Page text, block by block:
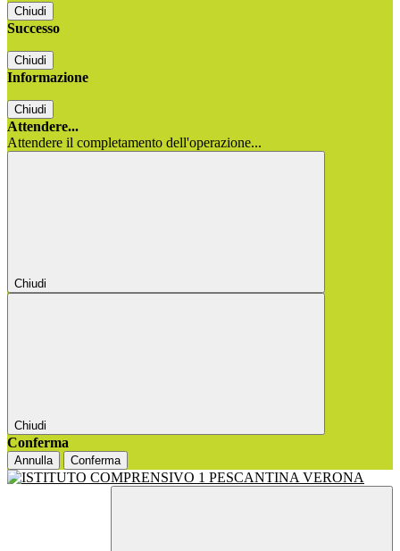
Chiudi
Successo
Chiudi
Informazione
Chiudi
Attendere...
Attendere il completamento dell'operazione...
Chiudi
Chiudi
Conferma
Annulla Conferma